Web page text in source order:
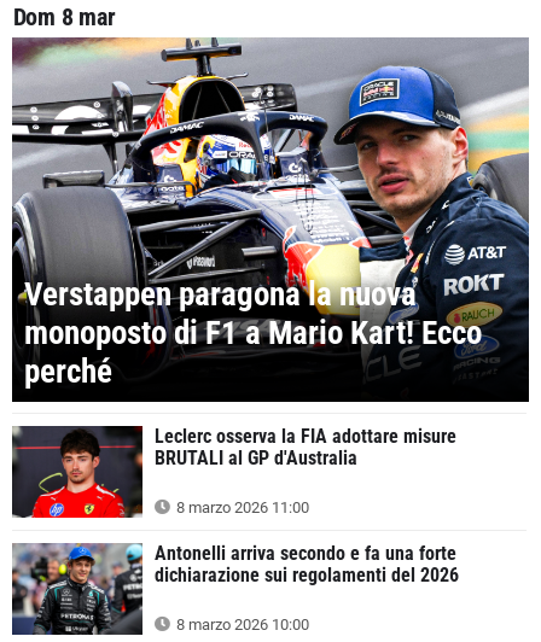
Dom 8 mar
Verstappen paragona la nuova
monoposto di F1 a Mario Kart! Ecco
perché
Leclerc osserva la FIA adottare misure
BRUTALI al GP d'Australia
8 marzo 2026 11:00
Antonelli arriva secondo e fa una forte
dichiarazione sui regolamenti del 2026
8 marzo 2026 10:00